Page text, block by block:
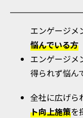
エンゲージメ
悩んでいる方
エンゲージメ
得られず悩ん
全社に広げら
ト向上施策を